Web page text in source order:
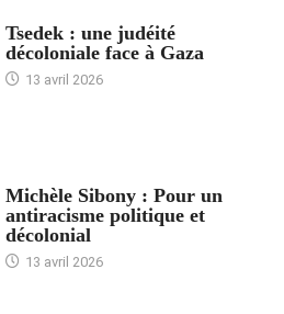
Tsedek : une judéité
décoloniale face à Gaza
13 avril 2026
Michèle Sibony : Pour un
antiracisme politique et
décolonial
13 avril 2026